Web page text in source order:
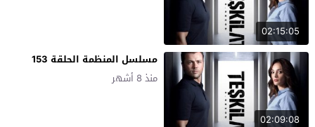
02:15:05
02:09:08
مسلسل المنظمة الحلقة 153
منذ 8 أشهر